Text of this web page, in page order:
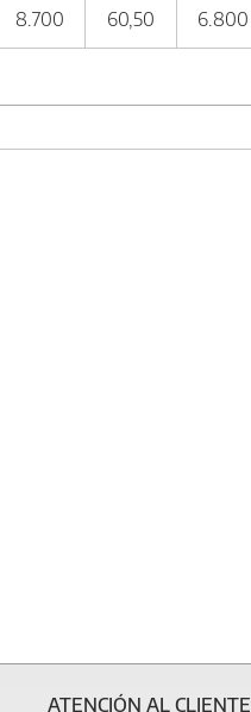
8.700 60,50 6.800
ATENCIÓN AL CLIENTE